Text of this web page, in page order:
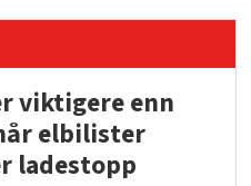
viktigere enn
elbilister
ladestopp